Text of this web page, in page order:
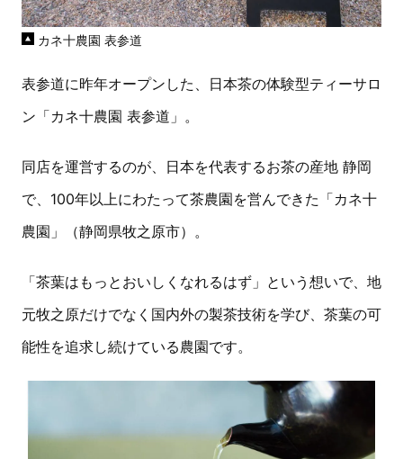
カネ十農園 表参道
表参道に昨年オープンした、日本茶の体験型ティーサロ
ン「カネ十農園 表参道」。
同店を運営するのが、日本を代表するお茶の産地 静岡
で、100年以上にわたって茶農園を営んできた「カネ十
農園」（静岡県牧之原市）。
「茶葉はもっとおいしくなれるはず」という想いで、地
元牧之原だけでなく国内外の製茶技術を学び、茶葉の可
能性を追求し続けている農園です。